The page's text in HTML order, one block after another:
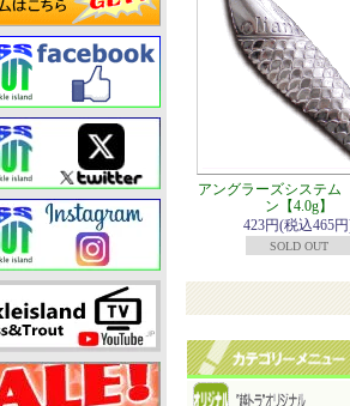
アングラーズシステ
ン【4.0g】
423円(税込465
SOLD OUT